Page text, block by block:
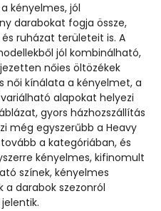
kényelmes, jól
darabokat fogja össze,
ruházat területeit is. A
jól kombinálható,
nőies öltözékek
női kínálata a kényelmet, a
alapokat helyezi
gyors házhozszállítás
még egyszerűbb a Heavy
a kategóriában, és
kényelmes, kifinomult
színek, kényelmes
a darabok szezonról